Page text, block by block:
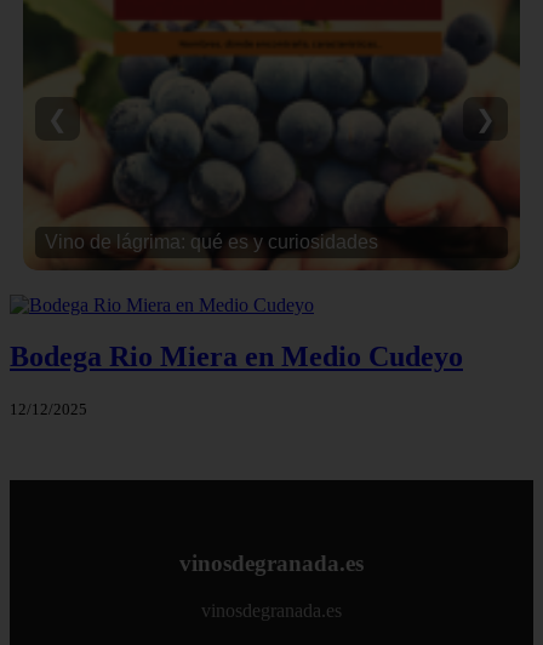
Vino de lágrima: qué es y curiosidades
❮ ❯
Bodega Rio Miera en Medio Cudeyo
12/12/2025
vinosdegranada.es
vinosdegranada.es